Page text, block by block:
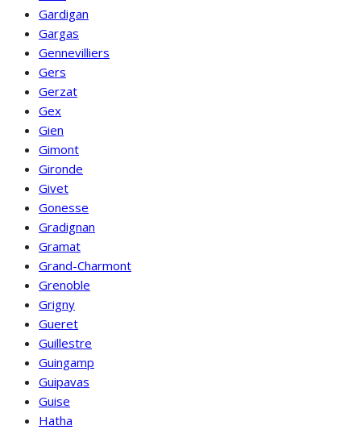
Gardigan
Gargas
Gennevilliers
Gers
Gerzat
Gex
Gien
Gimont
Gironde
Givet
Gonesse
Gradignan
Gramat
Grand-Charmont
Grenoble
Grigny
Gueret
Guillestre
Guingamp
Guipavas
Guise
Hatha